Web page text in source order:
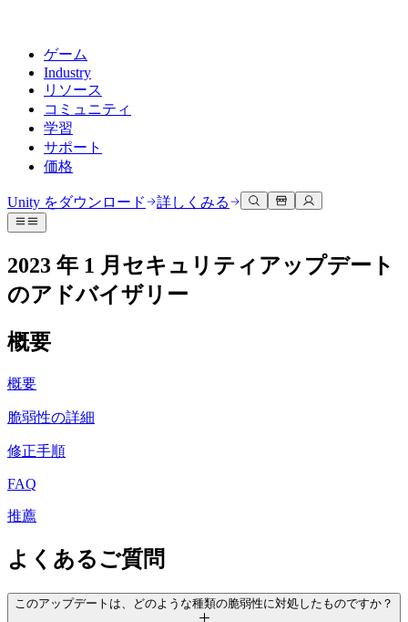
ゲーム
Industry
リソース
コミュニティ
学習
サポート
価格
Unityエンジン
任意のプラットフォーム向けに2Dおよび3Dゲームを構築
共同作業
Unity をダウンロード
デプロイ
Unity がサポートする 25 以上のプラットフォームを見る
LiveOps
ローンチ後のインサイトとライブゲームオペレーション
成長
詳しく見る
3Dコラボレーション
リアルタイムで3Dプロジェクトを構築およびレビューする
没入型トレーニング
顧客体験
業界
運用の卓越性を達成する
小売
店内体験をオンライン体験に変換する
自動車
イノベーションと車内体験を促進する
すべての業界を見る
ドキュメント
公式ユーザーマニュアルとAPIリファレンス
開発者ツール
今後の機能をレビューする
用語集
技術用語のライブラリ
ケーススタディ
実際の成功事例
ベストプラクティスガイド
ディスカッション
議論、問題解決、つながる
イベント
コミュニティストーリー
Made with Unity
ライブストリーム
開発者、クリエイター、インサイダーに参加する
世界中のUnityクリエイターを祝う
Unity Learn
プロフェッショナルトレーニング
Unityトレーナーでチームをレベルアップ
Unity初心者向け
学習を開始しましょう
Unityエッセンシャルパスウェイ
Unity は初めてですか？旅を始めましょう
ハウツーガイド
実用的なヒントとベストプラクティス
教育
学生向け
ヘルプを得る
Unityで成功するためのサポート
Success Plan
専門的なサポートで目標を早く達成する
FAQ
お問い合わせ
私たちのチームに連絡する
Unity をダウンロード 詳しくみる
2023 年 1 月セキュリティアップデート
のアドバイザリー
概要
概要
脆弱性の詳細
修正手順
FAQ
推薦
よくあるご質問
このアップデートは、どのような種類の脆弱性に対処したものですか？